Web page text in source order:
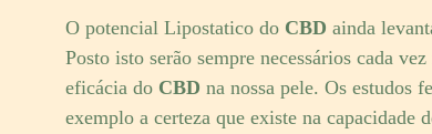
O potencial Lipostatico doCBD ainda
Posto isto serão sempre necessários cada
eficácia do CBD na nossa pele. Os estudos
exemplo a certeza que existe na capacidade